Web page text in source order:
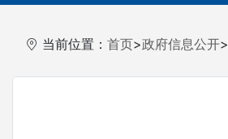
当前位置： 首页>政府信息公开>